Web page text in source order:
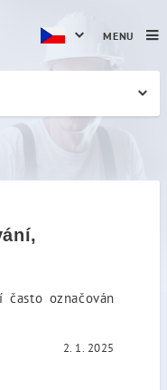
označován
2. 1. 2025
MENU